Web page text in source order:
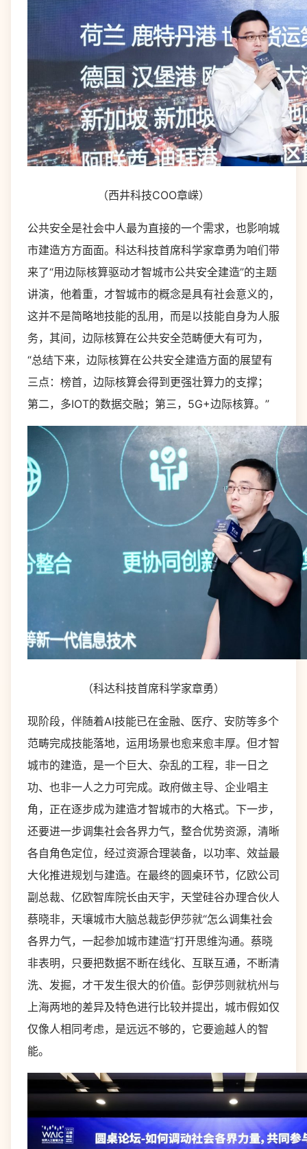
（西井科技COO章嵘）
公共安全是社会中人最为直接的一个需求，也影响城
市建造方方面面。科达科技首席科学家章勇为咱们带
来了“用边际核算驱动才智城市公共安全建造”的主题
讲演，他着重，才智城市的概念是具有社会意义的，
这并不是简略地技能的乱用，而是以技能自身为人服
务，其间，边际核算在公共安全范畴便大有可为，
“总结下来，边际核算在公共安全建造方面的展望有
三点：榜首，边际核算会得到更强壮算力的支撑；
第二，多IOT的数据交融；第三，5G+边际核算。”
（科达科技首席科学家章勇）
现阶段，伴随着AI技能已在金融、医疗、安防等多个
范畴完成技能落地，运用场景也愈来愈丰厚。但才智
城市的建造，是一个巨大、杂乱的工程，非一日之
功、也非一人之力可完成。政府做主导、企业唱主
角，正在逐步成为建造才智城市的大格式。下一步，
还要进一步调集社会各界力气，整合优势资源，清晰
各自角色定位，经过资源合理装备，以功率、效益最
大化推进规划与建造。在最终的圆桌环节，亿欧公司
副总裁、亿欧智库院长由天宇，天堂硅谷办理合伙人
蔡晓非，天壤城市大脑总裁彭伊莎就“怎么调集社会
各界力气，一起参加城市建造”打开思维沟通。蔡晓
非表明，只要把数据不断在线化、互联互通，不断清
洗、发掘，才干发生很大的价值。彭伊莎则就杭州与
上海两地的差异及特色进行比较并提出，城市假如仅
仅像人相同考虑，是远远不够的，它要逾越人的智
能。